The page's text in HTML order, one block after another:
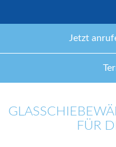
Jetzt
FÜR